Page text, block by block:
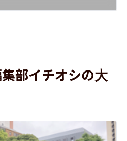
部イチオシの大